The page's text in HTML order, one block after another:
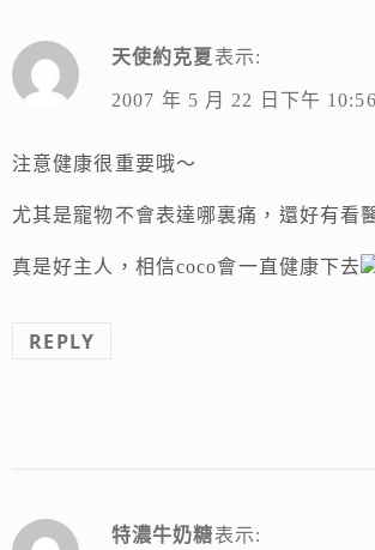
天使約克夏 表示:
2007 年 5 月 22 日下午 10:56
注意健康很重要哦～
尤其是寵物不會表達哪裏痛，還好有看
真是好主人，相信coco會一直健康下去
REPLY
特濃牛奶糖表示: